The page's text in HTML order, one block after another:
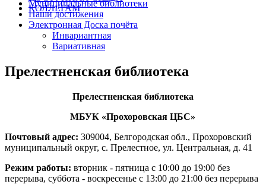
КОЛЛЕГАМ
Муниципальные библиотеки
Наши достижения
Электронная Доска почёта
Инвариантная
Вариативная
Прелестненская библиотека
Прелестненская библиотека
МБУК «Прохоровская ЦБС»
Почтовый адрес: 309004, Белгородская обл., Прохоровский
муниципальный округ, с. Прелестное, ул. Центральная, д. 41
Режим работы: вторник - пятница с 10:00 до 19:00 без
перерыва, суббота - воскресенье с 13:00 до 21:00 без перерыва